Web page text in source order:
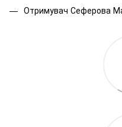
Отримувач Сеферова